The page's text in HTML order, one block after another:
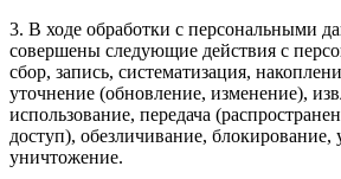
3. В ходе обработки с персональными
совершены следующие действия с
сбор, запись, систематизация,
уточнение (обновление, изменение),
использование, передача
доступ), обезличивание, блокирование,
уничтожение.